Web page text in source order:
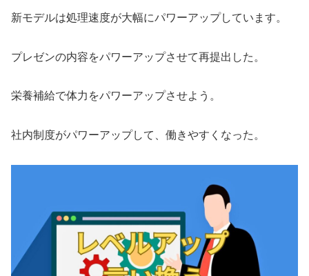
新モデルは処理速度が大幅にパワーアップしています。
プレゼンの内容をパワーアップさせて再提出した。
栄養補給で体力をパワーアップさせよう。
社内制度がパワーアップして、働きやすくなった。